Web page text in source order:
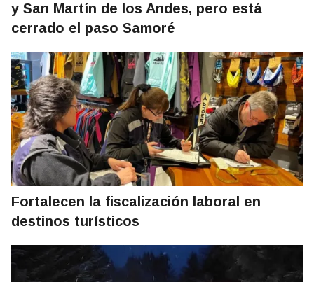
y San Martín de los Andes, pero está
cerrado el paso Samoré
Fortalecen la fiscalización laboral en
destinos turísticos